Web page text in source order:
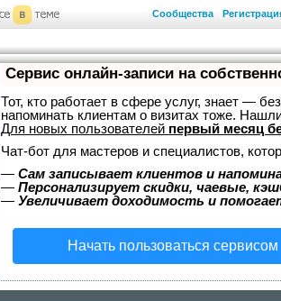
Сообщества
Сервис онлайн-записи на
Тот, кто работает в сфере услуг, знает —
напоминать клиентам о визитах тоже.
Для новых пользователей первый месяц
Чат-бот для мастеров и специалистов,
— Сам записывает клиентов и
— Персонализирует скидки, чаевые,
— Увеличивает доходимость и
Начать пользоваться сервисом